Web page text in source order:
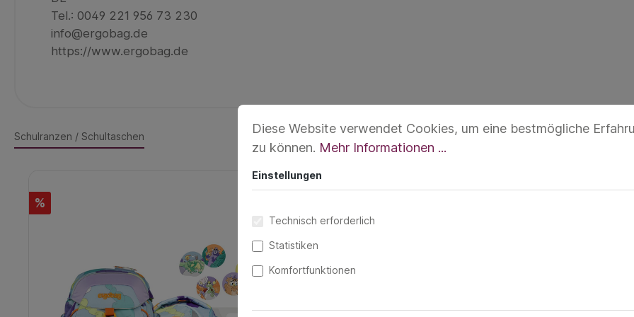
Tel.: 0049 221 956 73 230
info@ergobag.de
https://www.ergobag.de
Schulranzen / Schultaschen
%
Diese Website verwendet Cookies, um eine bestmögliche
zu können. Mehr Informationen ...
Einstellungen
Technisch erforderlich
Statistiken
Komfortfunktionen